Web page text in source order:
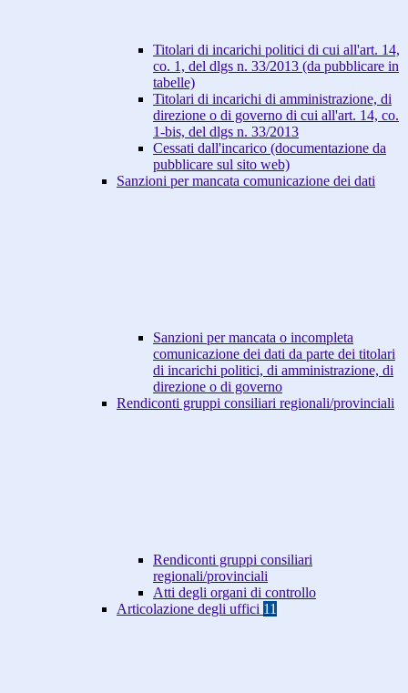
Titolari di incarichi politici di cui all'art. 14,
co. 1, del dlgs n. 33/2013 (da pubblicare in
tabelle)
Titolari di incarichi di amministrazione, di
direzione o di governo di cui all'art. 14, co.
1-bis, del dlgs n. 33/2013
Cessati dall'incarico (documentazione da
pubblicare sul sito web)
Sanzioni per mancata comunicazione dei dati
Sanzioni per mancata o incompleta
comunicazione dei dati da parte dei titolari
di incarichi politici, di amministrazione, di
direzione o di governo
Rendiconti gruppi consiliari regionali/provinciali
Rendiconti gruppi consiliari
regionali/provinciali
Atti degli organi di controllo
Articolazione degli uffici 11